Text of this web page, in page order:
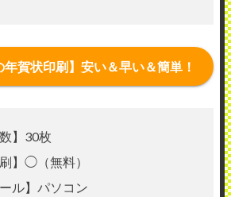
年賀状印刷】安い＆早い＆簡単！
】30枚
】◯（無料）
ール】パソコン